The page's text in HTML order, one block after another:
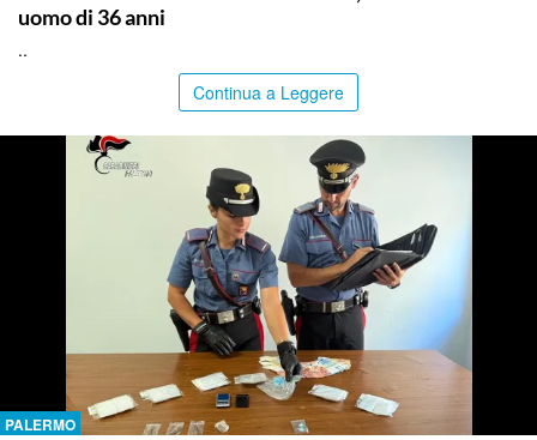
uomo di 36 anni
..
Continua a Leggere
PALERMO